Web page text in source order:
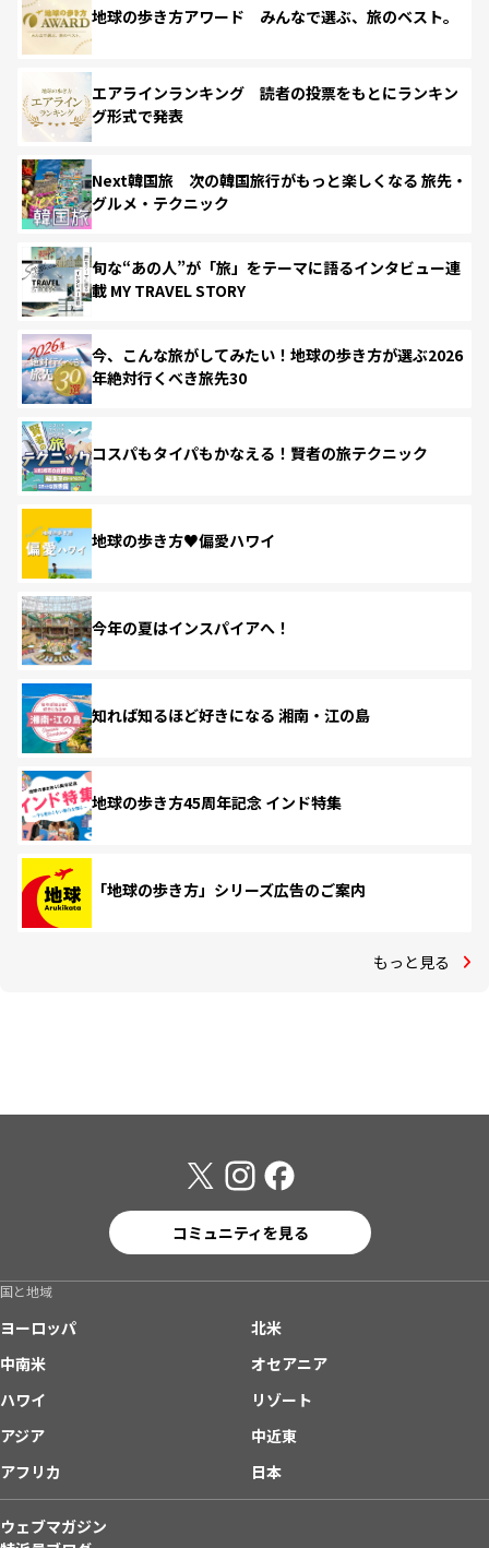
地球の歩き方アワード みんなで選ぶ、旅のベスト。
エアラインランキング 読者の投票をもとにランキン
グ形式で発表
Next韓国旅 次の韓国旅行がもっと楽しくなる 旅先・
グルメ・テクニック
旬な“あの人”が「旅」をテーマに語るインタビュー連
載 MY TRAVEL STORY
今、こんな旅がしてみたい！地球の歩き方が選ぶ2026
年絶対行くべき旅先30
コスパもタイパもかなえる！賢者の旅テクニック
地球の歩き方♥偏愛ハワイ
今年の夏はインスパイアへ！
知れば知るほど好きになる 湘南・江の島
地球の歩き方45周年記念 インド特集
「地球の歩き方」シリーズ広告のご案内
もっと見る
コミュニティを見る
国と地域
ヨーロッパ
北米
中南米
オセアニア
ハワイ
リゾート
アジア
中近東
アフリカ
日本
ウェブマガジン